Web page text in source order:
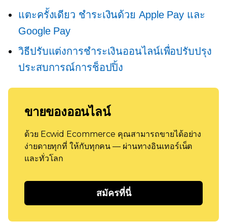
แตะครั้งเดียว ชำระเงินด้วย Apple Pay และ
Google Pay
วิธีปรับแต่งการชำระเงินออนไลน์เพื่อปรับปรุง
ประสบการณ์การช็อปปิ้ง
ขายของออนไลน์
ด้วย Ecwid Ecommerce คุณสามารถขายได้อย่าง
ง่ายดายทุกที่ ให้กับทุกคน — ผ่านทางอินเทอร์เน็ต
และทั่วโลก
สมัครที่นี่